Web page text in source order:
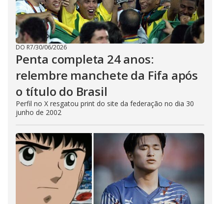
DO R7/30/06/2026
Penta completa 24 anos:
relembre manchete da Fifa após
o título do Brasil
Perfil no X resgatou print do site da federação no dia 30
junho de 2002